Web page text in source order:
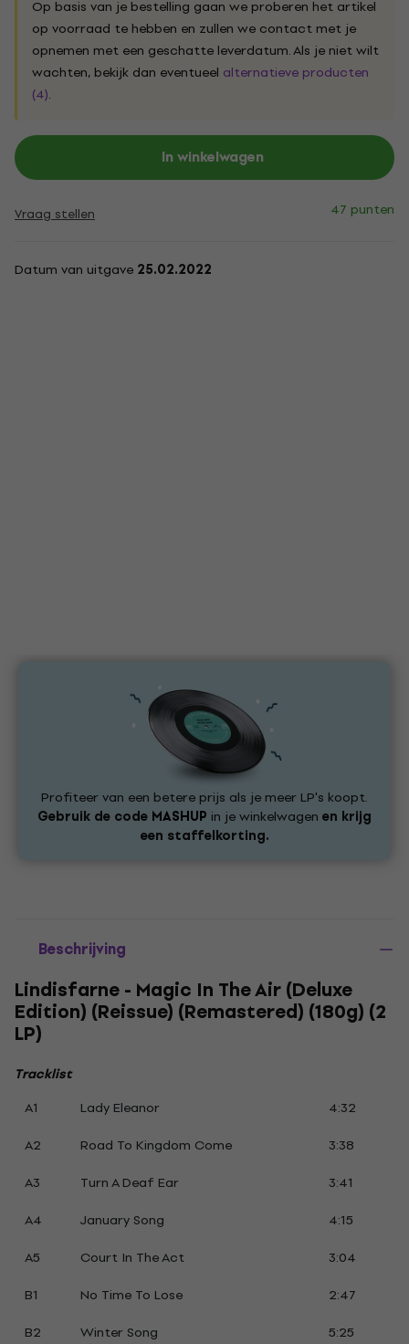
Op basis van je bestelling gaan we proberen het artikel
op voorraad te hebben en zullen we contact met je
opnemen met een geschatte leverdatum. Als je niet wilt
wachten, bekijk dan eventueel alternatieve producten
(4).
In winkelwagen
Vraag stellen 47 punten
Datum van uitgave 25.02.2022
Profiteer van een betere prijs als je meer LP's koopt.
Gebruik de code MASHUP in je winkelwagen en krijg
een staffelkorting.
Beschrijving
Lindisfarne - Magic In The Air (Deluxe
Edition) (Reissue) (Remastered) (180g) (2
LP)
Tracklist
A1
Lady Eleanor
4:32
A2
Road To Kingdom Come
3:38
A3
Turn A Deaf Ear
3:41
A4
January Song
4:15
A5
Court In The Act
3:04
B1
No Time To Lose
2:47
B2
Winter Song 5:25